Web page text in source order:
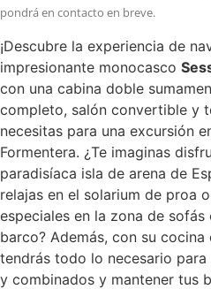
pondrá en contacto en breve.
¡Descubre la experiencia de
impresionante monocasco
con una cabina doble
completo, salón convertible y
necesitas para una excursión
Formentera. ¿Te imaginas
paradisíaca isla de arena de
relajas en el solarium de proa
especiales en la zona de
barco? Además, con su
tendrás todo lo necesario
y combinados y mantener tus